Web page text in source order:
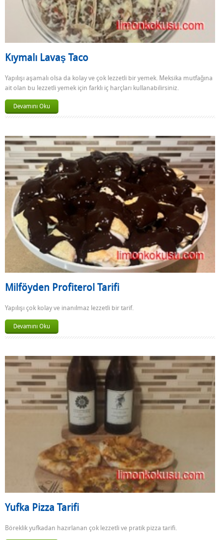
Kıymalı Lavaş Taco
Yapılışı aşamalı olsa da kolay ve çok lezzetli bir yemek. Meksika mutfağına
ait olan bu lezzetli yemek için farklı iç harçları kullanabilirsiniz.
Devamını Oku
Milföyden Profiterol Tarifi
Yapılışı çok kolay ve inanılmaz lezzetli bir tarif.
Devamını Oku
Yufka Pizza Tarifi
Böreklik yufkadan hazırlanan çok lezzetli ve pratik pizza tarifi.